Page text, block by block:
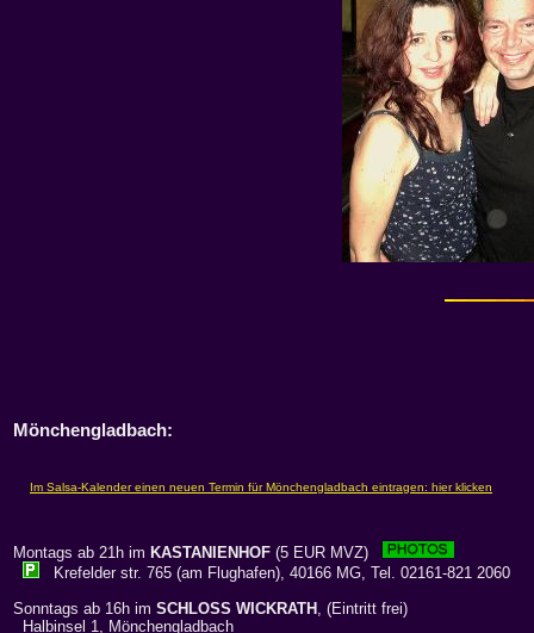
Mönchengladbach:
Montags ab 21h im KASTANIENHOF (5 EUR MVZ)
Krefelder str. 765 (am Flughafen), 40166 MG, Tel. 02161-821 2060
Sonntags ab 16h im SCHLOSS WICKRATH , (Eintritt frei)
Halbinsel 1, Mönchengladbach